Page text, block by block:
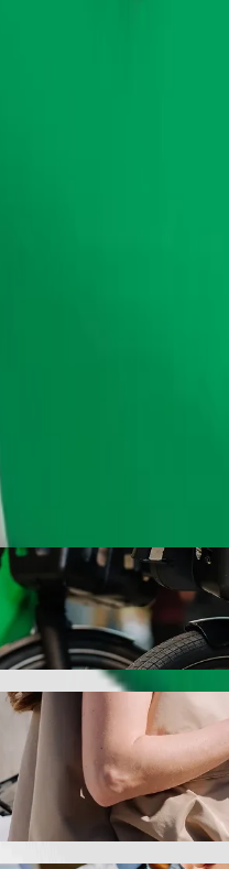
Sabontasha
ที่สุดสำหรับการเดินทางไปยั
NGN เราจะหายานพ